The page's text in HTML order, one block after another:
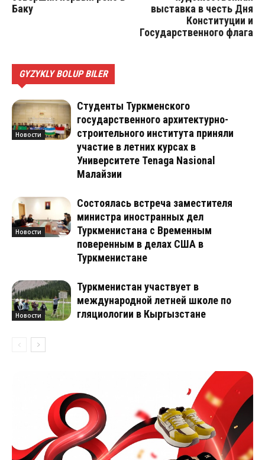
Баку
выставка в честь Дня
Конституции и
Государственного флага
GYZYKLY BOLUP BILER
Новости
Студенты Туркменского
государственного архитектурно-
строительного института приняли
участие в летних курсах в
Университете Tenaga Nasional
Малайзии
Новости
Состоялась встреча заместителя
министра иностранных дел
Туркменистана с Временным
поверенным в делах США в
Туркменистане
Новости
Туркменистан участвует в
международной летней школе по
гляциологии в Кыргызстане